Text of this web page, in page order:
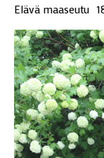
Elävä maaseutu